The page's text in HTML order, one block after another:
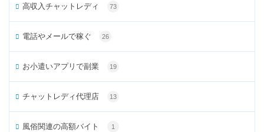
高収入チャットレディ 73
電話やメールで稼ぐ 26
お小遣いアプリで副業 19
チャットレディ代理店 13
風俗関連の高額バイト 1